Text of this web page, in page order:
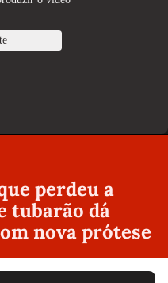
perdeu a
tubarão dá
nova prótese